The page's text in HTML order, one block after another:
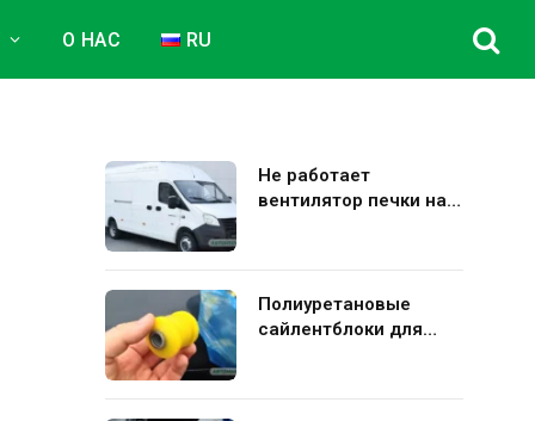
О НАС RU
Не работает
вентилятор печки на
Полиуретановые
сайлентблоки для